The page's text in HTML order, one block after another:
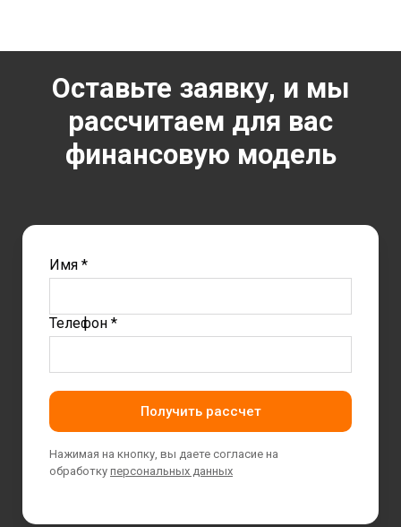
Оставьте заявку, и мы
рассчитаем для вас
финансовую модель
Имя *
Телефон *
Получить рассчет
Нажимая на кнопку, вы даете согласие на
обработку персональных данных